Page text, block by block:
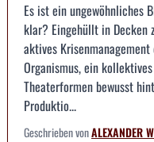
Es ist ein ungewöhnliches
klar? Eingehüllt in Decken
aktives
Organismus, ein
Theaterformen bewusst
Produktio...
Geschrieben vonALEXANDER